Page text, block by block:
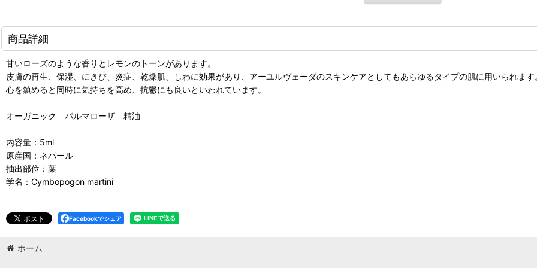
商品詳細
甘いローズのような香りとレモンのトーンがあります。
皮膚の再生、保湿、にきび、炎症、乾燥肌、しわに効果があり、アーユルヴェーダのスキンケアとしてもあらゆるタイプの肌に用いられます
心を鎮めると同時に気持ちを高め、抗鬱にも良いといわれています。
オーガニック パルマローザ 精油
内容量：5ml
原産国：ネパール
抽出部位：葉
学名：Cymbopogon martini
Facebookでシェア
ホーム